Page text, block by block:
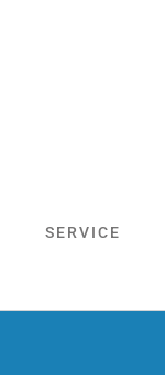
SERVICE